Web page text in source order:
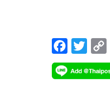
F
ac
e
T
wi
tt